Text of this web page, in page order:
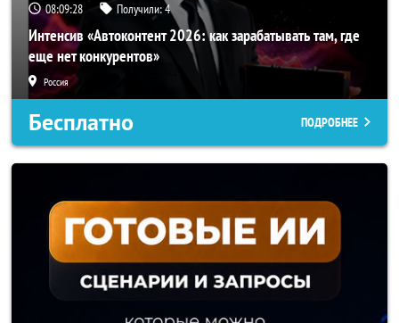
08:09:26 Получили:4
Интенсив «Автоконтент 2026: как зарабатывать там, где
еще нет конкурентов»
Россия
Бесплатно ПОДРОБНЕЕ